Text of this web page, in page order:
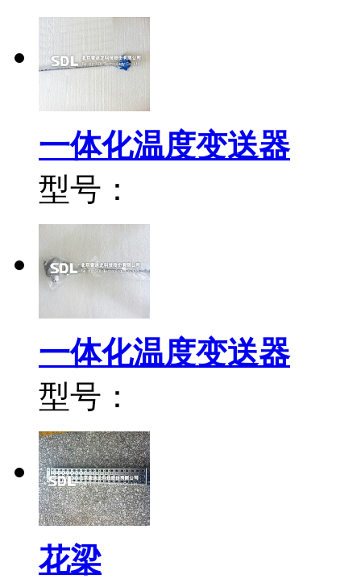
一体化温度变送器
型号：
一体化温度变送器
型号：
花梁